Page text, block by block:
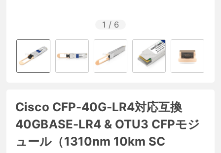
1 / 6
Cisco CFP-40G-LR4対応互換
40GBASE-LR4 & OTU3 CFPモジ
ュール（1310nm 10km SC